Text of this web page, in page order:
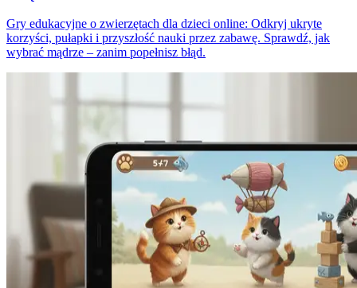
Gry edukacyjne o zwierzętach dla dzieci online: Odkryj ukryte
korzyści, pułapki i przyszłość nauki przez zabawę. Sprawdź, jak
wybrać mądrze – zanim popełnisz błąd.